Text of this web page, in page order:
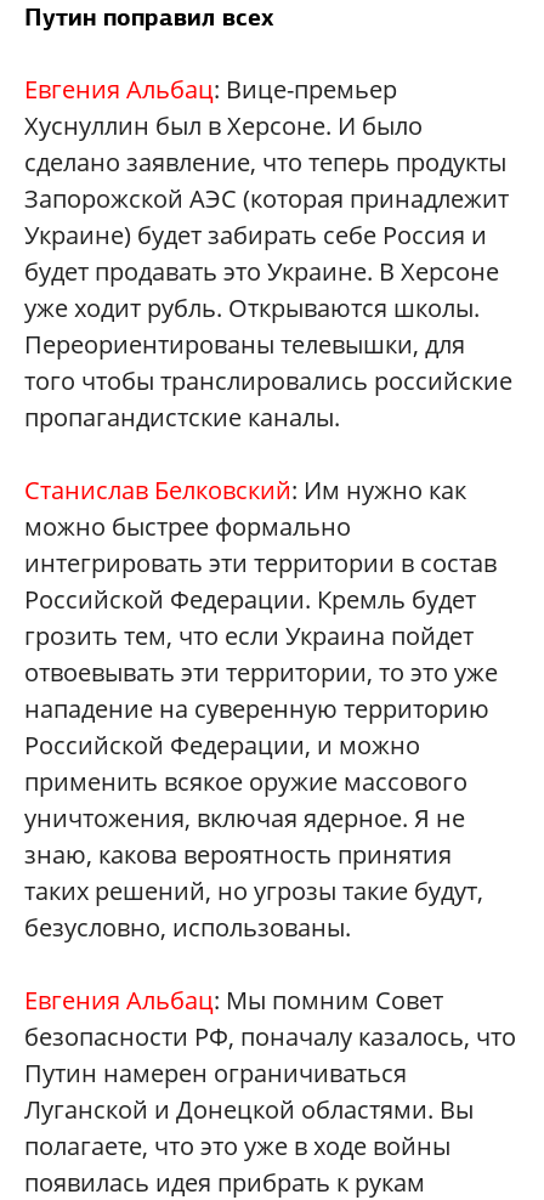
Путин поправил всех
Евгения Альбац: Вице-премьер
Хуснуллин был в Херсоне. И было
сделано заявление, что теперь продукты
Запорожской АЭС (которая принадлежит
Украине) будет забирать себе Россия и
будет продавать это Украине. В Херсоне
уже ходит рубль. Открываются школы.
Переориентированы телевышки, для
того чтобы транслировались российские
пропагандистские каналы.
Станислав Белковский: Им нужно как
можно быстрее формально
интегрировать эти территории в состав
Российской Федерации. Кремль будет
грозить тем, что если Украина пойдет
отвоевывать эти территории, то это уже
нападение на суверенную территорию
Российской Федерации, и можно
применить всякое оружие массового
уничтожения, включая ядерное. Я не
знаю, какова вероятность принятия
таких решений, но угрозы такие будут,
безусловно, использованы.
Евгения Альбац: Мы помним Совет
безопасности РФ, поначалу казалось, что
Путин намерен ограничиваться
Луганской и Донецкой областями. Вы
полагаете, что это уже в ходе войны
появилась идея прибрать к рукам